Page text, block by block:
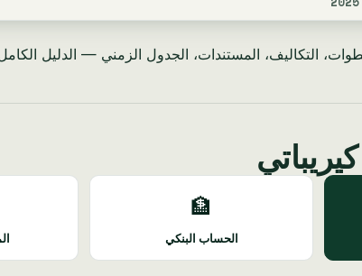
التكاليف، المستندات، الجدول الزمني — الدليل الكامل
🏦
الحساب البنكي